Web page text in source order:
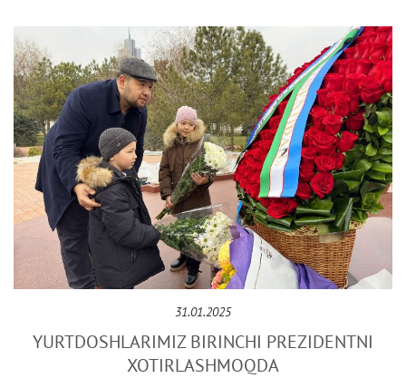
31.01.2025
YURTDOSHLARIMIZ BIRINCHI PRЕZIDЕNTNI
XOTIRLASHMOQDA